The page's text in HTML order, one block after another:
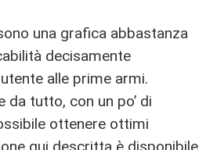
una grafica abbastanza
decisamente
alle prime armi.
da tutto, con un po’ di
ottenere ottimi
qui descritta è disponibile